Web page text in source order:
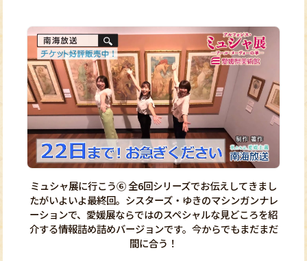
ミュシャ展に行こう⑥ 全6回シリーズでお伝えしてきまし
たがいよいよ最終回。シスターズ・ゆきのマシンガンナレ
ーションで、愛媛展ならではのスペシャルな見どころを紹
介する情報詰め詰めバージョンです。今からでもまだまだ
間に合う！